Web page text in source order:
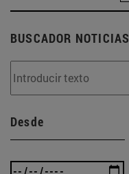
BUSCADOR NOTICIAS
Desde